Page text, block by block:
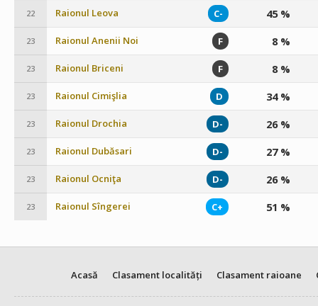
22 Raionul Leova C- 45 %
23 Raionul Anenii Noi F 8 %
23 Raionul Briceni F 8 %
23 Raionul Cimişlia D 34 %
23 Raionul Drochia D- 26 %
23 Raionul Dubăsari D- 27 %
23 Raionul Ocniţa D- 26 %
23 Raionul Sîngerei C+ 51 %
Acasă Clasament localități Clasament raioane